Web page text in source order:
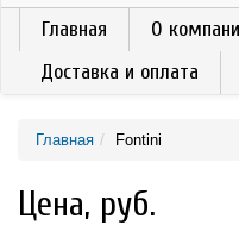
Главная О
Доставка и оплата
Главная Fontini
Цена, руб.